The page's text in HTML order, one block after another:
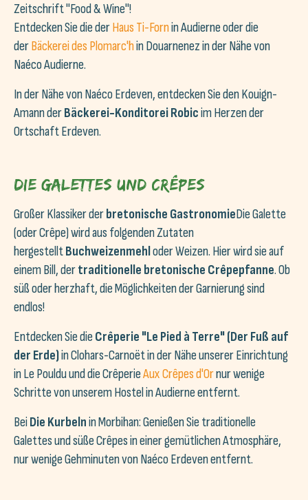
Zeitschrift "Food & Wine"!
Entdecken Sie die derHaus Ti-Fornin Audierne oder die
derBäckerei des Plomarc'hin Douarnenez in der Nähe von
Naéco Audierne.
In der Nähe von Naéco Erdeven, entdecken Sie den Kouign-
Amann derBäckerei-Konditorei Robicim Herzen der
Ortschaft Erdeven.
Die Galettes und Crêpes
Großer Klassiker derbretonische GastronomieDie Galette
(oder Crêpe) wird aus folgenden Zutaten
hergestelltBuchweizenmehloder Weizen. Hier wird sie auf
einem Bill, dertraditionelle bretonische Crêpepfanne. Ob
süß oder herzhaft, die Möglichkeiten der Garnierung sind
endlos!
Entdecken Sie dieCrêperie "Le Pied à Terre" (Der Fuß auf
der Erde)in Clohars-Carnoët in der Nähe unserer Einrichtung
in Le Pouldu und die CrêperieAux Crêpes d'Ornur wenige
Schritte von unserem Hostel in Audierne entfernt.
BeiDie Kurbelnin Morbihan: Genießen Sie traditionelle
Galettes und süße Crêpes in einer gemütlichen Atmosphäre,
nur wenige Gehminuten von Naéco Erdeven entfernt.